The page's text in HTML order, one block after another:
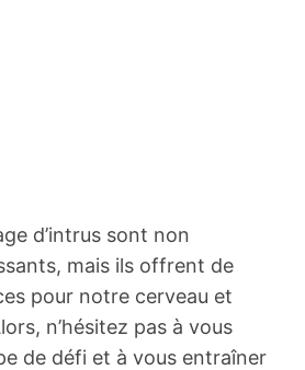
d’intrus sont non
mais ils offrent de
pour notre cerveau et
n’hésitez pas à vous
de défi et à vous entraîner